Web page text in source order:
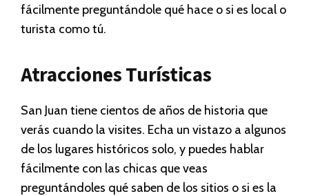
fácilmente preguntándole qué hace o si es local o
turista como tú.
Atracciones Turísticas
San Juan tiene cientos de años de historia que
verás cuando la visites. Echa un vistazo a algunos
de los lugares históricos solo, y puedes hablar
fácilmente con las chicas que veas
preguntándoles qué saben de los sitios o si es la